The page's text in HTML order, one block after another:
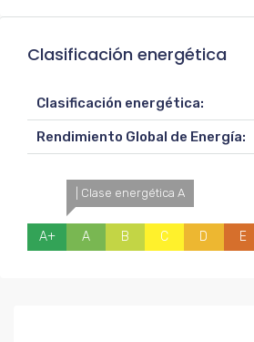
Clasificación energética
Clasificación energética:
Rendimiento Global de Energía:
A+
| Clase energética A
A B C D E